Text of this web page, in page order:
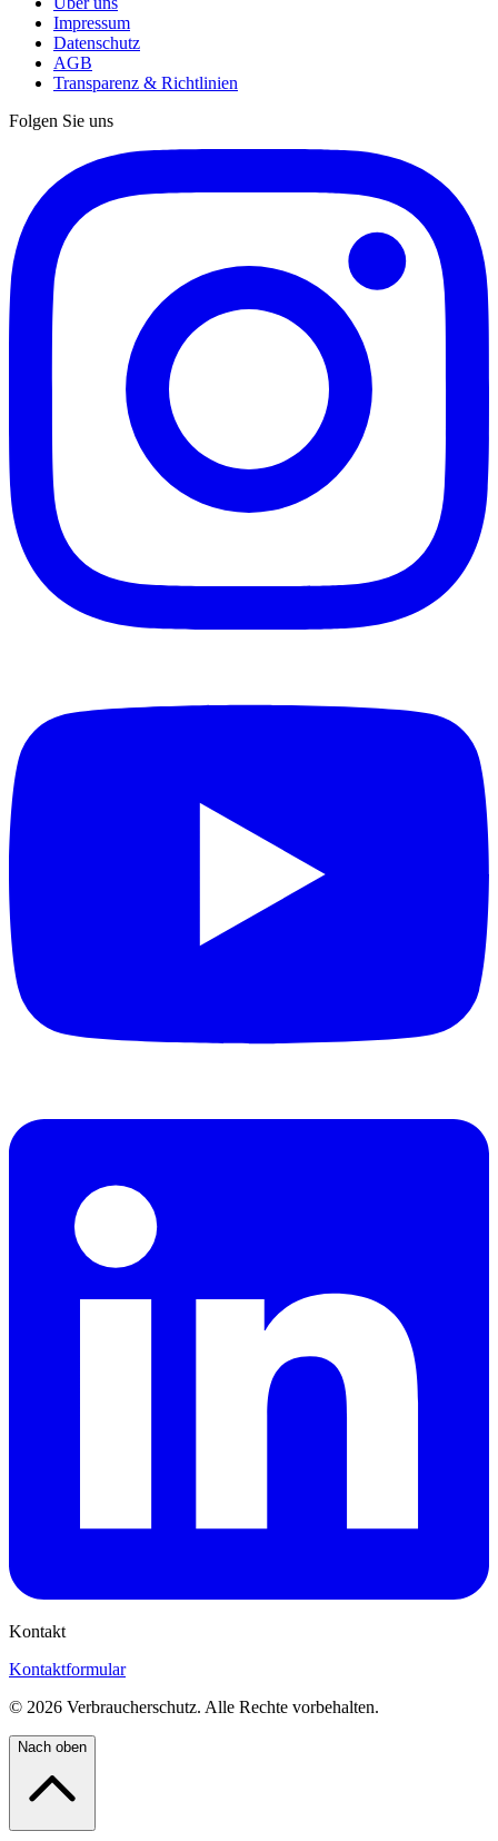
Impressum
Datenschutz
AGB
Transparenz & Richtlinien
Folgen Sie uns
Kontakt
Kontaktformular
© 2026 Verbraucherschutz. Alle Rechte vorbehalten.
Nach oben